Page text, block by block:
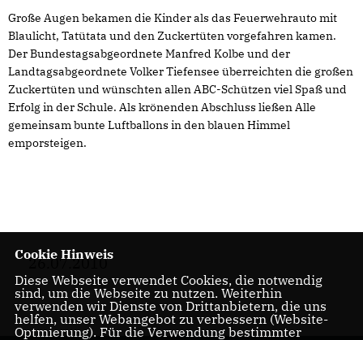
Große Augen bekamen die Kinder als das Feuerwehrauto mit
Blaulicht, Tatütata und den Zuckertüten vorgefahren kamen.
Der Bundestagsabgeordnete Manfred Kolbe und der
Landtagsabgeordnete Volker Tiefensee überreichten die großen
Zuckertüten und wünschten allen ABC-Schützen viel Spaß und
Erfolg in der Schule. Als krönenden Abschluss ließen Alle
gemeinsam bunte Luftballons in den blauen Himmel
emporsteigen.
26.07.2010
Cookie Hinweis
Diese Webseite verwendet Cookies, die notwendig
sind, um die Webseite zu nutzen. Weiterhin
verwenden wir Dienste von Drittanbietern, die uns
helfen, unser Webangebot zu verbessern (Website-
Optmierung). Für die Verwendung bestimmter